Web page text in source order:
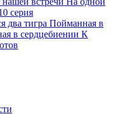
серия
Пойманная в
К